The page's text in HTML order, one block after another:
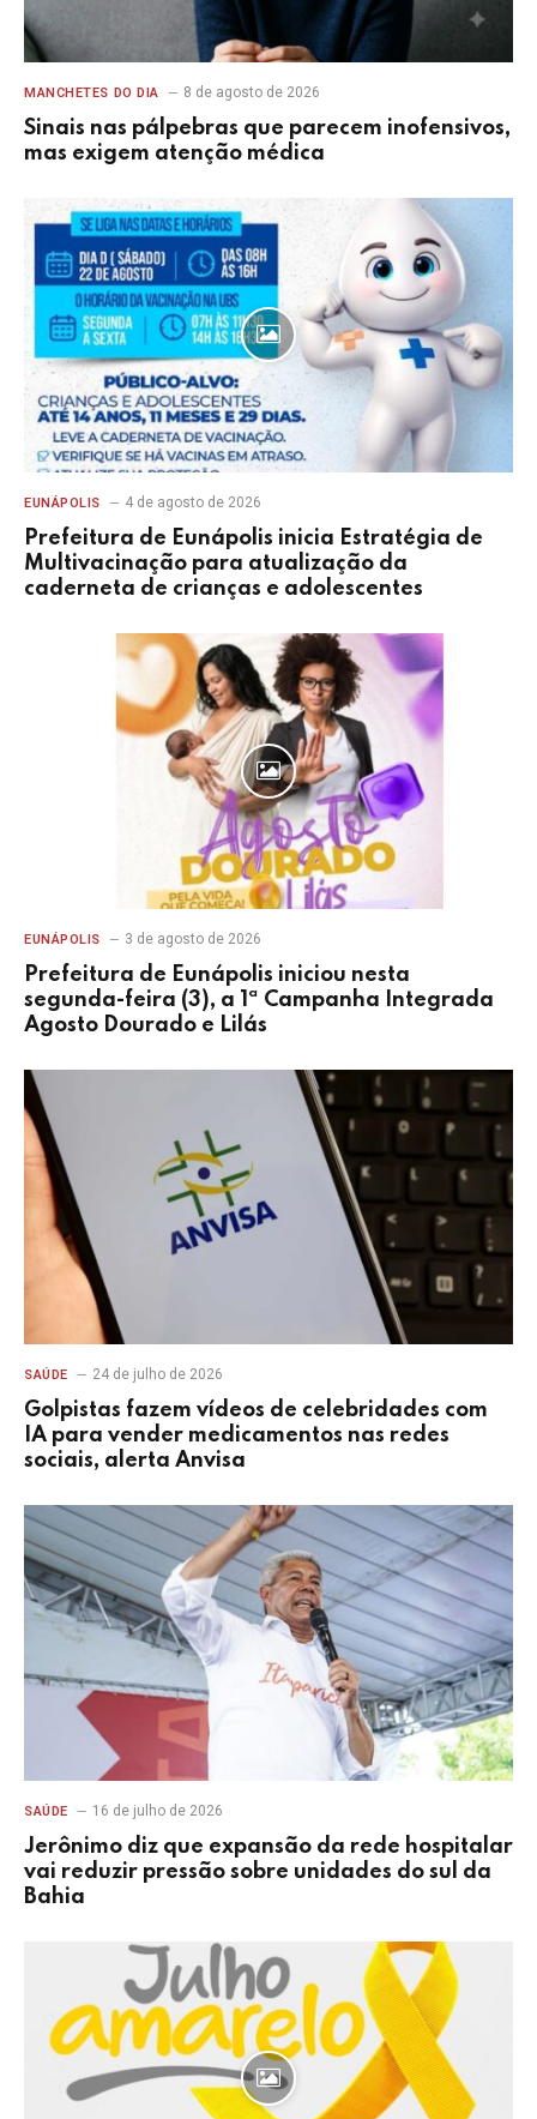
MANCHETES DO DIA 8 de agosto de 2026
Sinais nas pálpebras que parecem inofensivos,
mas exigem atenção médica
EUNÁPOLIS 4 de agosto de 2026
Prefeitura de Eunápolis inicia Estratégia de
Multivacinação para atualização da
caderneta de crianças e adolescentes
EUNÁPOLIS 3 de agosto de 2026
Prefeitura de Eunápolis iniciou nesta
segunda-feira (3), a 1ª Campanha Integrada
Agosto Dourado e Lilás
SAÚDE 24 de julho de 2026
Golpistas fazem vídeos de celebridades com
IA para vender medicamentos nas redes
sociais, alerta Anvisa
SAÚDE 16 de julho de 2026
Jerônimo diz que expansão da rede hospitalar
vai reduzir pressão sobre unidades do sul da
Bahia